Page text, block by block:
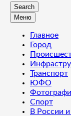
Search
Меню
Главное
Город
Транспорт
ЮФО
Спорт
В России